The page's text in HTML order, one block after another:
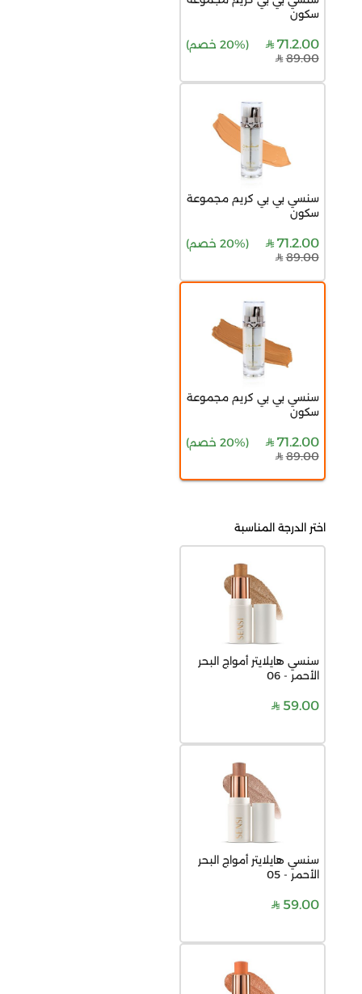
سكون
71.2.00
(20% خصم
)
89.00
سنسي بي بي كريم مجموعة
سكون
71.2.00
(20% خصم
)
89.00
سنسي بي بي كريم مجموعة
سكون
71.2.00
(20% خصم
)
89.00
اختر الدرجة المناسبة
سنسي هايلايتر أمواج البحر
الأحمر - 06
59.00
سنسي هايلايتر أمواج البحر
الأحمر - 05
59.00